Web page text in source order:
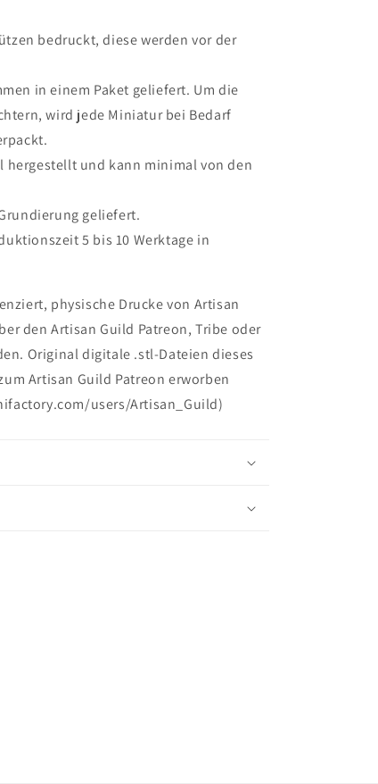
bedruckt, diese werden vor der
in einem Paket geliefert. Um die
wird jede Miniatur bei Bedarf
und kann minimal von den
geliefert.
5 bis 10 Werktage in
physische Drucke von Artisan
den Artisan Guild Patreon, Tribe oder
Original digitale .stl-Dateien dieses
Artisan Guild Patreon erworben
users/Artisan_Guild)